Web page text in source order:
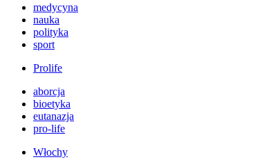
medycyna
nauka
polityka
sport
Prolife
aborcja
bioetyka
eutanazja
pro-life
Włochy